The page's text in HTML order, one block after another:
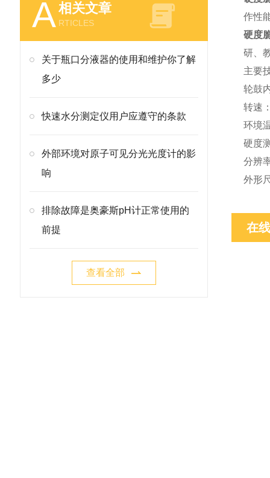
A相关文章
RTICLES
关于瓶口分液器的使用和维护你了解
多少
快速水分测定仪用户应遵守的条款
外部环境对原子可见分光光度计的影
响
排除故障是奥豪斯pH计正常使用的
前提
查看全部
作性
硬度
研、
主要
轮
转
环
硬度
分
外形
在